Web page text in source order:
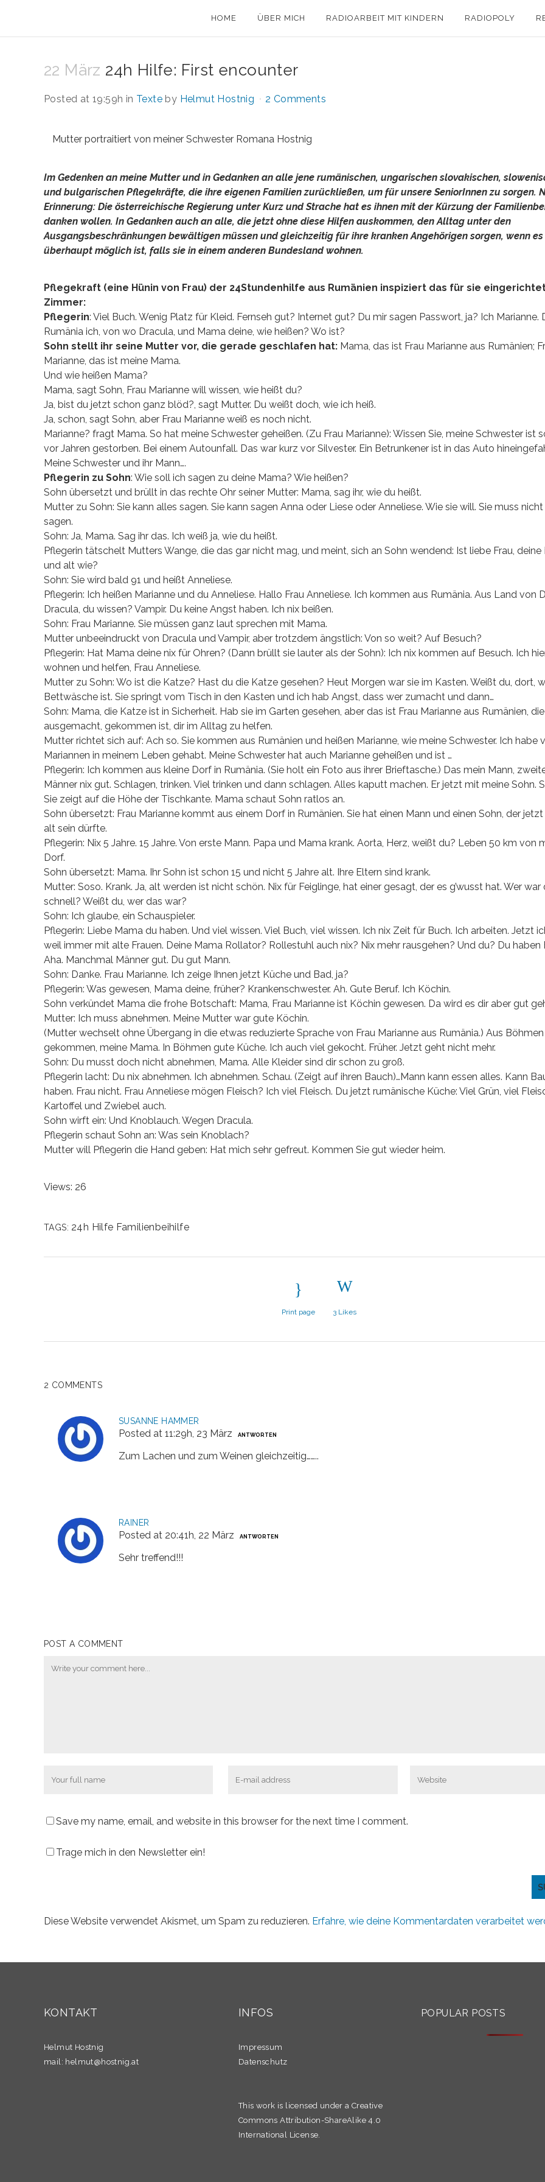
HOME ÜBER MICH RADIOARBEIT MIT KINDERN RADIOPOLY
22 März 24h Hilfe: First encounter
Posted at 19:59h in Texte by Helmut Hostnig 2 Comments
Mutter portraitiert von meiner Schwester Romana Hostnig
Im Gedenken an meine Mutter und in Gedanken an alle jene rumänischen, ungarischen slovakischen,
und bulgarischen Pflegekräfte, die ihre eigenen Familien zurückließen, um für unsere SeniorInnen zu sorgen.
Erinnerung: Die österreichische Regierung unter Kurz und Strache hat es ihnen mit der Kürzung der
danken wollen. In Gedanken auch an alle, die jetzt ohne diese Hilfen auskommen, den Alltag unter den
Ausgangsbeschränkungen bewältigen müssen und gleichzeitig für ihre kranken Angehörigen sorgen, wenn es
überhaupt möglich ist, falls sie in einem anderen Bundesland wohnen.
Pflegekraft (eine Hünin von Frau) der 24Stundenhilfe aus Rumänien inspiziert das für sie
Zimmer:
Pflegerin: Viel Buch. Wenig Platz für Kleid. Fernseh gut? Internet gut? Du mir sagen Passwort, ja? Ich Marianne.
Rumänia ich, von wo Dracula, und Mama deine, wie heißen? Wo ist?
Sohn stellt ihr seine Mutter vor, die gerade geschlafen hat: Mama, das ist Frau Marianne aus Rumänien;
Marianne, das ist meine Mama.
Und wie heißen Mama?
Mama, sagt Sohn, Frau Marianne will wissen, wie heißt du?
Ja, bist du jetzt schon ganz blöd?, sagt Mutter. Du weißt doch, wie ich heiß.
Ja, schon, sagt Sohn, aber Frau Marianne weiß es noch nicht.
Marianne? fragt Mama. So hat meine Schwester geheißen. (Zu Frau Marianne): Wissen Sie, meine Schwester ist
vor Jahren gestorben. Bei einem Autounfall. Das war kurz vor Silvester. Ein Betrunkener ist in das Auto
Meine Schwester und ihr Mann….
Pflegerin zu Sohn: Wie soll ich sagen zu deine Mama? Wie heißen?
Sohn übersetzt und brüllt in das rechte Ohr seiner Mutter: Mama, sag ihr, wie du heißt.
Mutter zu Sohn: Sie kann alles sagen. Sie kann sagen Anna oder Liese oder Anneliese. Wie sie will. Sie muss nicht
sagen.
Sohn: Ja, Mama. Sag ihr das. Ich weiß ja, wie du heißt.
Pflegerin tätschelt Mutters Wange, die das gar nicht mag, und meint, sich an Sohn wendend: Ist liebe Frau, deine
und alt wie?
Sohn: Sie wird bald 91 und heißt Anneliese.
Pflegerin: Ich heißen Marianne und du Anneliese. Hallo Frau Anneliese. Ich kommen aus Rumänia. Aus Land von
Dracula, du wissen? Vampir. Du keine Angst haben. Ich nix beißen.
Sohn: Frau Marianne. Sie müssen ganz laut sprechen mit Mama.
Mutter unbeeindruckt von Dracula und Vampir, aber trotzdem ängstlich: Von so weit? Auf Besuch?
Pflegerin: Hat Mama deine nix für Ohren? (Dann brüllt sie lauter als der Sohn): Ich nix kommen auf Besuch. Ich
wohnen und helfen, Frau Anneliese.
Mutter zu Sohn: Wo ist die Katze? Hast du die Katze gesehen? Heut Morgen war sie im Kasten. Weißt du, dort,
Bettwäsche ist. Sie springt vom Tisch in den Kasten und ich hab Angst, dass wer zumacht und dann…
Sohn: Mama, die Katze ist in Sicherheit. Hab sie im Garten gesehen, aber das ist Frau Marianne aus Rumänien,
ausgemacht, gekommen ist, dir im Alltag zu helfen.
Mutter richtet sich auf: Ach so. Sie kommen aus Rumänien und heißen Marianne, wie meine Schwester. Ich habe
Mariannen in meinem Leben gehabt. Meine Schwester hat auch Marianne geheißen und ist …
Pflegerin: Ich kommen aus kleine Dorf in Rumänia. (Sie holt ein Foto aus ihrer Brieftasche.) Das mein Mann,
Männer nix gut. Schlagen, trinken. Viel trinken und dann schlagen. Alles kaputt machen. Er jetzt mit meine Sohn.
Sie zeigt auf die Höhe der Tischkante. Mama schaut Sohn ratlos an.
Sohn übersetzt: Frau Marianne kommt aus einem Dorf in Rumänien. Sie hat einen Mann und einen Sohn, der jetzt
alt sein dürfte.
Pflegerin: Nix 5 Jahre. 15 Jahre. Von erste Mann. Papa und Mama krank. Aorta, Herz, weißt du? Leben 50 km von
Dorf.
Sohn übersetzt: Mama. Ihr Sohn ist schon 15 und nicht 5 Jahre alt. Ihre Eltern sind krank.
Mutter: Soso. Krank. Ja, alt werden ist nicht schön. Nix für Feiglinge, hat einer gesagt, der es g’wusst hat. Wer war
schnell? Weißt du, wer das war?
Sohn: Ich glaube, ein Schauspieler.
Pflegerin: Liebe Mama du haben. Und viel wissen. Viel Buch, viel wissen. Ich nix Zeit für Buch. Ich arbeiten. Jetzt
weil immer mit alte Frauen. Deine Mama Rollator? Rollestuhl auch nix? Nix mehr rausgehen? Und du? Du haben
Aha. Manchmal Männer gut. Du gut Mann.
Sohn: Danke. Frau Marianne. Ich zeige Ihnen jetzt Küche und Bad, ja?
Pflegerin: Was gewesen, Mama deine, früher? Krankenschwester. Ah. Gute Beruf. Ich Köchin.
Sohn verkündet Mama die frohe Botschaft: Mama, Frau Marianne ist Köchin gewesen. Da wird es dir aber gut
Mutter: Ich muss abnehmen. Meine Mutter war gute Köchin.
(Mutter wechselt ohne Übergang in die etwas reduzierte Sprache von Frau Marianne aus Rumänia.) Aus Böhmen
gekommen, meine Mama. In Böhmen gute Küche. Ich auch viel gekocht. Früher. Jetzt geht nicht mehr.
Sohn: Du musst doch nicht abnehmen, Mama. Alle Kleider sind dir schon zu groß.
Pflegerin lacht: Du nix abnehmen. Ich abnehmen. Schau. (Zeigt auf ihren Bauch)…Mann kann essen alles. Kann
haben. Frau nicht. Frau Anneliese mögen Fleisch? Ich viel Fleisch. Du jetzt rumänische Küche: Viel Grün, viel
Kartoffel und Zwiebel auch.
Sohn wirft ein: Und Knoblauch. Wegen Dracula.
Pflegerin schaut Sohn an: Was sein Knoblach?
Mutter will Pflegerin die Hand geben: Hat mich sehr gefreut. Kommen Sie gut wieder heim.
Views: 26
TAGS: 24h Hilfe Familienbeihilfe
Print page 3 Likes
2 COMMENTS
SUSANNE HAMMER
Posted at 11:29h, 23 März ANTWORTEN
Zum Lachen und zum Weinen gleichzeitig……..
RAINER
Posted at 20:41h, 22 März ANTWORTEN
Sehr treffend!!!
POST A COMMENT
Save my name, email, and website in this browser for the next time I comment.
Trage mich in den Newsletter ein!
Diese Website verwendet Akismet, um Spam zu reduzieren. Erfahre, wie deine Kommentardaten verarbeitet
KONTAKT
Helmut Hostnig
mail: helmut@hostnig.at
INFOS
Impressum
Datenschutz
This work is licensed under a Creative
Commons Attribution-ShareAlike 4.0
International License.
POPULAR POSTS